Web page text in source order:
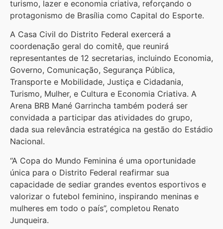
turismo, lazer e economia criativa, reforçando o
protagonismo de Brasília como Capital do Esporte.
A Casa Civil do Distrito Federal exercerá a
coordenação geral do comitê, que reunirá
representantes de 12 secretarias, incluindo Economia,
Governo, Comunicação, Segurança Pública,
Transporte e Mobilidade, Justiça e Cidadania,
Turismo, Mulher, e Cultura e Economia Criativa. A
Arena BRB Mané Garrincha também poderá ser
convidada a participar das atividades do grupo,
dada sua relevância estratégica na gestão do Estádio
Nacional.
“A Copa do Mundo Feminina é uma oportunidade
única para o Distrito Federal reafirmar sua
capacidade de sediar grandes eventos esportivos e
valorizar o futebol feminino, inspirando meninas e
mulheres em todo o país”, completou Renato
Junqueira.